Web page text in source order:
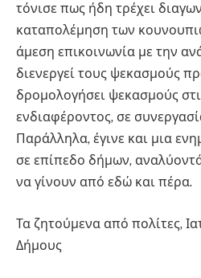
τόνισε πως ήδη τρέχει
καταπολέμηση των
άμεση επικοινωνία με την
διενεργεί τους ψεκασμούς
δρομολογήσει ψεκασμούς
ενδιαφέροντος, σε
Παράλληλα, έγινε και μια
σε επίπεδο δήμων,
να γίνουν από εδώ και πέρα.
Τα ζητούμενα από πολίτες,
Δήμους